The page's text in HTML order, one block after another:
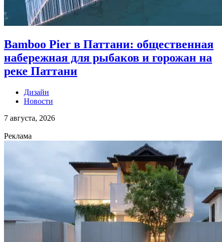
Bamboo Pier в Паттани: общественная
набережная для рыбаков и горожан на
реке Паттани
Дизайн
Новости
7 августа, 2026
Реклама